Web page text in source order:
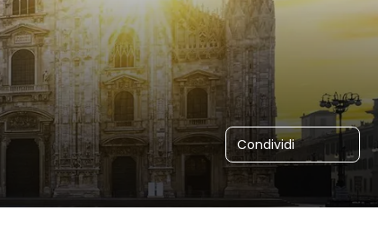
Condividi